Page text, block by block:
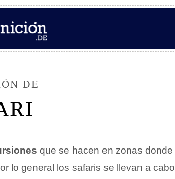
DE
que se hacen en zonas donde
lo general los safaris se llevan a cabo